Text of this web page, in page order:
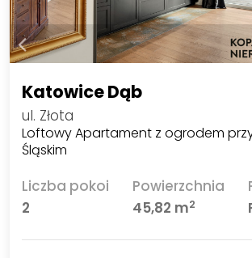
Katowice Dąb
ul. Złota
Loftowy Apartament z ogrodem
Śląskim
Liczba pokoi
2
Powierzchnia
45,82 m2